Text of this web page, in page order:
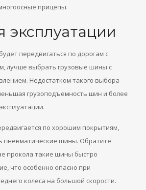
прицепы.
эксплуатации
передвигаться по дорогам с
лучше выбрать грузовые шины с
Недостатком такого выбора
грузоподъемность шин и более
по хорошим покрытиям,
пневматические шины. Обратите
прокола такие шины быстро
что особенно опасно при
колеса на большой скорости.